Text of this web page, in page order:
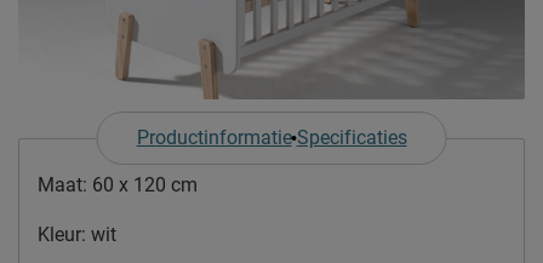
Productinformatie Specificaties
Maat: 60 x 120 cm
Kleur: wit